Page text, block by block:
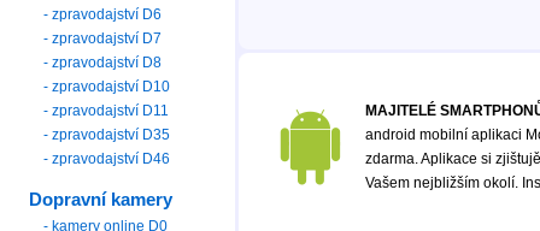
MAJITELÉ
android mobilní aplikaci
zdarma. Aplikace si
Vašem nejbližším okolí.
- zpravodajství D6
- zpravodajství D7
- zpravodajství D8
- zpravodajství D10
- zpravodajství D11
- zpravodajství D35
- zpravodajství D46
Dopravní kamery
- kamery online D0